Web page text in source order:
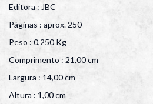
Editora : JBC
Páginas : aprox. 250
Peso : 0,250 Kg
Comprimento : 21,00 cm
Largura : 14,00 cm
Altura : 1,00 cm